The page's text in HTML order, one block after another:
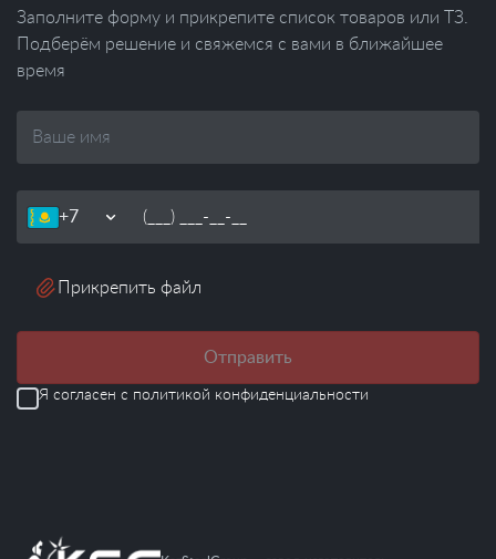
Заполните форму и прикрепите список товаров или ТЗ.
Подберём решение и свяжемся с вами в ближайшее
время
Прикрепить файл
Отправить
Я согласен с политикой конфиденциальности